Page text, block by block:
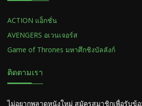
ACTION แอ็กชั่น
AVENGERS อเวนเจอร์ส
Game of Thrones มหาศึกชิงบัลลังก์
ติดตามเรา
ไม่อยากพลาดหนังใหม่ สมัครสมาชิกเพื่อรับข้